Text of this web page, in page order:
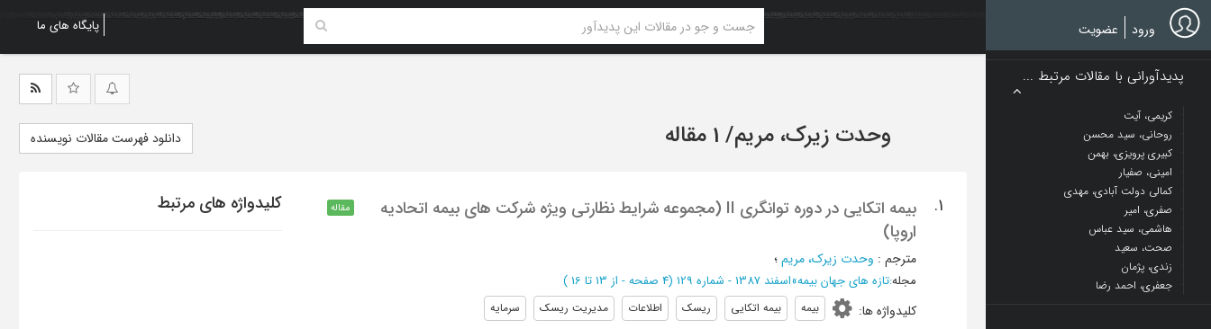
Skip
to
main
پایگاه های ما ورود عضویت
پدیدآورانی با مقالات مرتبط ...
کریمی، آیت
روحانی، سید محسن
کبیری پرویزی، بهمن
امینی، صفیار
کمالی دولت آبادی، مهدی
صفری، امیر
هاشمی، سید عباس
صحت، سعید
زندی، پژمان
جعفری، احمد رضا
وحدت زیرک، مریم/ 1 مقاله دانلود فهرست مقالات نویسنده
1.
بیمه اتکایی در دوره توانگری II (مجموعه شرایط نظارتی ویژه شرکت های بیمه اتحادیه
اروپا)
مقاله
مترجم : وحدت زیرک، مریم؛
مجله:تازه های جهان بیمه»اسفند 1387 - شماره 129 (‎4 صفحه - از 13 تا 16 )
کلیدواژه ها: بیمه بیمه اتکایی ریسک اطلاعات مدیریت ریسک سرمایه
کلیدواژه های مرتبط